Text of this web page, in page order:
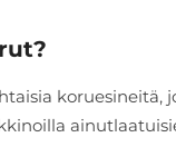
koruesineitä,